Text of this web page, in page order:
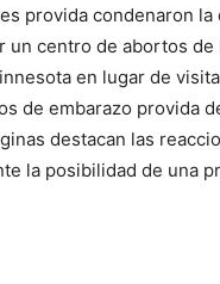
provida condenaron la
un centro de abortos de
en lugar de
de embarazo provida
destacan las
la posibilidad de una